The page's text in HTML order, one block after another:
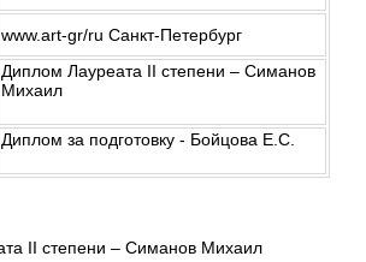
www.art-gr/ru Санкт-Петербург
Диплом Лауреата II степени – Симанов
Михаил
Диплом за подготовку - Бойцова Е.С.